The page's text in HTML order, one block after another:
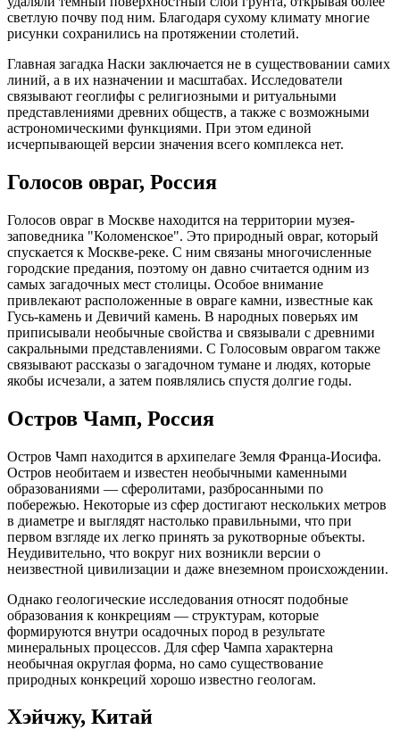
светлую почву под ним. Благодаря сухому климату многие
рисунки сохранились на протяжении столетий.
Главная загадка Наски заключается не в существовании самих
линий, а в их назначении и масштабах. Исследователи
связывают геоглифы с религиозными и ритуальными
представлениями древних обществ, а также с возможными
астрономическими функциями. При этом единой
исчерпывающей версии значения всего комплекса нет.
Голосов овраг, Россия
Голосов овраг в Москве находится на территории музея-
заповедника "Коломенское". Это природный овраг, который
спускается к Москве-реке. С ним связаны многочисленные
городские предания, поэтому он давно считается одним из
самых загадочных мест столицы. Особое внимание
привлекают расположенные в овраге камни, известные как
Гусь-камень и Девичий камень. В народных поверьях им
приписывали необычные свойства и связывали с древними
сакральными представлениями. С Голосовым оврагом также
связывают рассказы о загадочном тумане и людях, которые
якобы исчезали, а затем появлялись спустя долгие годы.
Остров Чамп, Россия
Остров Чамп находится в архипелаге Земля Франца-Иосифа.
Остров необитаем и известен необычными каменными
образованиями — сферолитами, разбросанными по
побережью. Некоторые из сфер достигают нескольких метров
в диаметре и выглядят настолько правильными, что при
первом взгляде их легко принять за рукотворные объекты.
Неудивительно, что вокруг них возникли версии о
неизвестной цивилизации и даже внеземном происхождении.
Однако геологические исследования относят подобные
образования к конкрециям — структурам, которые
формируются внутри осадочных пород в результате
минеральных процессов. Для сфер Чампа характерна
необычная округлая форма, но само существование
природных конкреций хорошо известно геологам.
Хэйчжу, Китай